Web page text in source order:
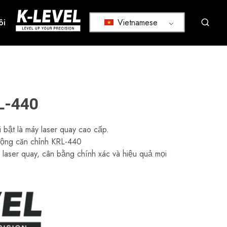
k-
level
dụng
cụ
lường
có
độ
chính
xác
Chúng
tôi
xuất
các
cụ
đo
lường
laser
chuyên
quay,
laser
đường,
máy
Vietnamese
440
là máy laser quay cao cấp.
căn chỉnh KRL-440
quay, cân bằng chính xác và hiệu quả mọi